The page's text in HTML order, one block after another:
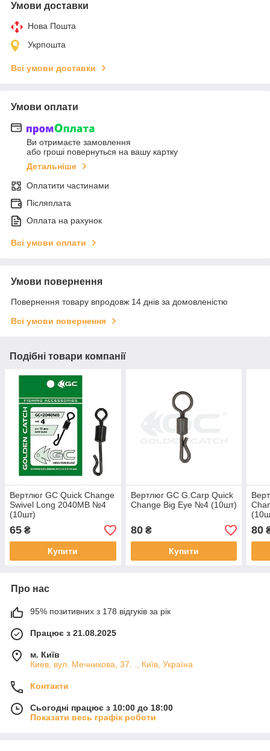
Умови доставки
Нова Пошта
Укрпошта
Всі умови доставки
Умови оплати
Ви отримаєте замовлення
або гроші повернуться на вашу картку
Детальніше
Оплатити частинами
Післяплата
Оплата на рахунок
Всі умови оплати
Умови повернення
Повернення товару впродовж 14 днів за домовленістю
Всі умови повернення
Подібні товари компанії
Вертлюг GC Quick Change
Swivel Long 2040MB №4
(10шт)
65 ₴
Купити
Вертлюг GC G.Carp Quick
Change Big Eye №4 (10шт)
80₴
Купити
80
Про нас
95% позитивних з 178 відгуків за рік
Працює з 21.08.2025
м. Київ
Киев, вул. Мечникова, 37. ., Київ, Україна
Контакти
Сьогодні працює з 10:00 до 18:00
Показати весь графік роботи